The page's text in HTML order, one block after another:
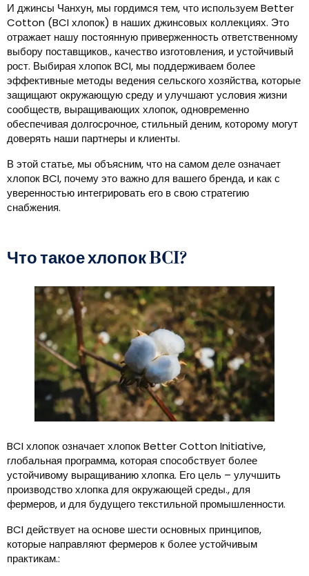
И джинсы Чанхун, мы гордимся тем, что используем Better
Cotton (BCI хлопок) в наших джинсовых коллекциях. Это
отражает нашу постоянную приверженность ответственному
выбору поставщиков., качество изготовления, и устойчивый
рост. Выбирая хлопок BCI, мы поддерживаем более
эффективные методы ведения сельского хозяйства, которые
защищают окружающую среду и улучшают условия жизни
сообществ, выращивающих хлопок, одновременно
обеспечивая долгосрочное, стильный деним, которому могут
доверять наши партнеры и клиенты.
В этой статье, мы объясним, что на самом деле означает
хлопок BCI, почему это важно для вашего бренда, и как с
уверенностью интегрировать его в свою стратегию
снабжения.
Что такое хлопок BCI?
BCI хлопок означает хлопок Better Cotton Initiative,
глобальная программа, которая способствует более
устойчивому выращиванию хлопка. Его цель – улучшить
производство хлопка для окружающей среды., для
фермеров, и для будущего текстильной промышленности.
BCI действует на основе шести основных принципов,
которые направляют фермеров к более устойчивым
практикам.: